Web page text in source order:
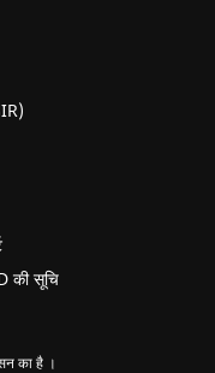
की सूचि
का है ।